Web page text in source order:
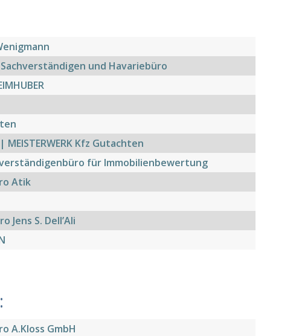
und Havariebüro
Kfz Gutachten
für Immobilienbewertung
Atik
Jens S. Dell’Ali
A.Kloss GmbH